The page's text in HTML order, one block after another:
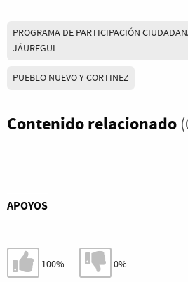
PROGRAMA DE PARTICIPACIÓN
JÁUREGUI
PUEBLO NUEVO Y CORTINEZ
Contenido relacionado
APOYOS
Estoy de acuerdo
100% No
0%